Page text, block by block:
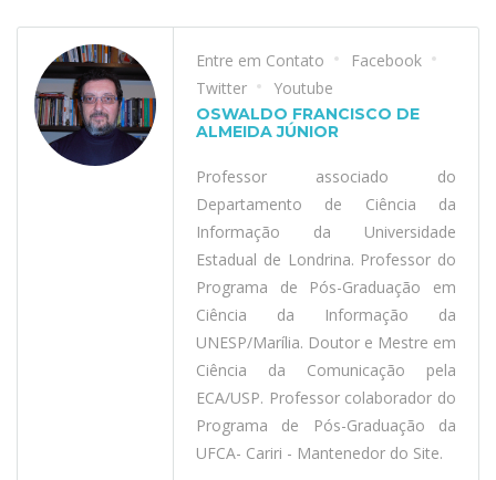
Entre em Contato
Facebook
Twitter
Youtube
OSWALDO FRANCISCO DE
ALMEIDA JÚNIOR
Professor associado do
Departamento de Ciência da
Informação da Universidade
Estadual de Londrina. Professor do
Programa de Pós-Graduação em
Ciência da Informação da
UNESP/Marília. Doutor e Mestre em
Ciência da Comunicação pela
ECA/USP. Professor colaborador do
Programa de Pós-Graduação da
UFCA- Cariri - Mantenedor do Site.